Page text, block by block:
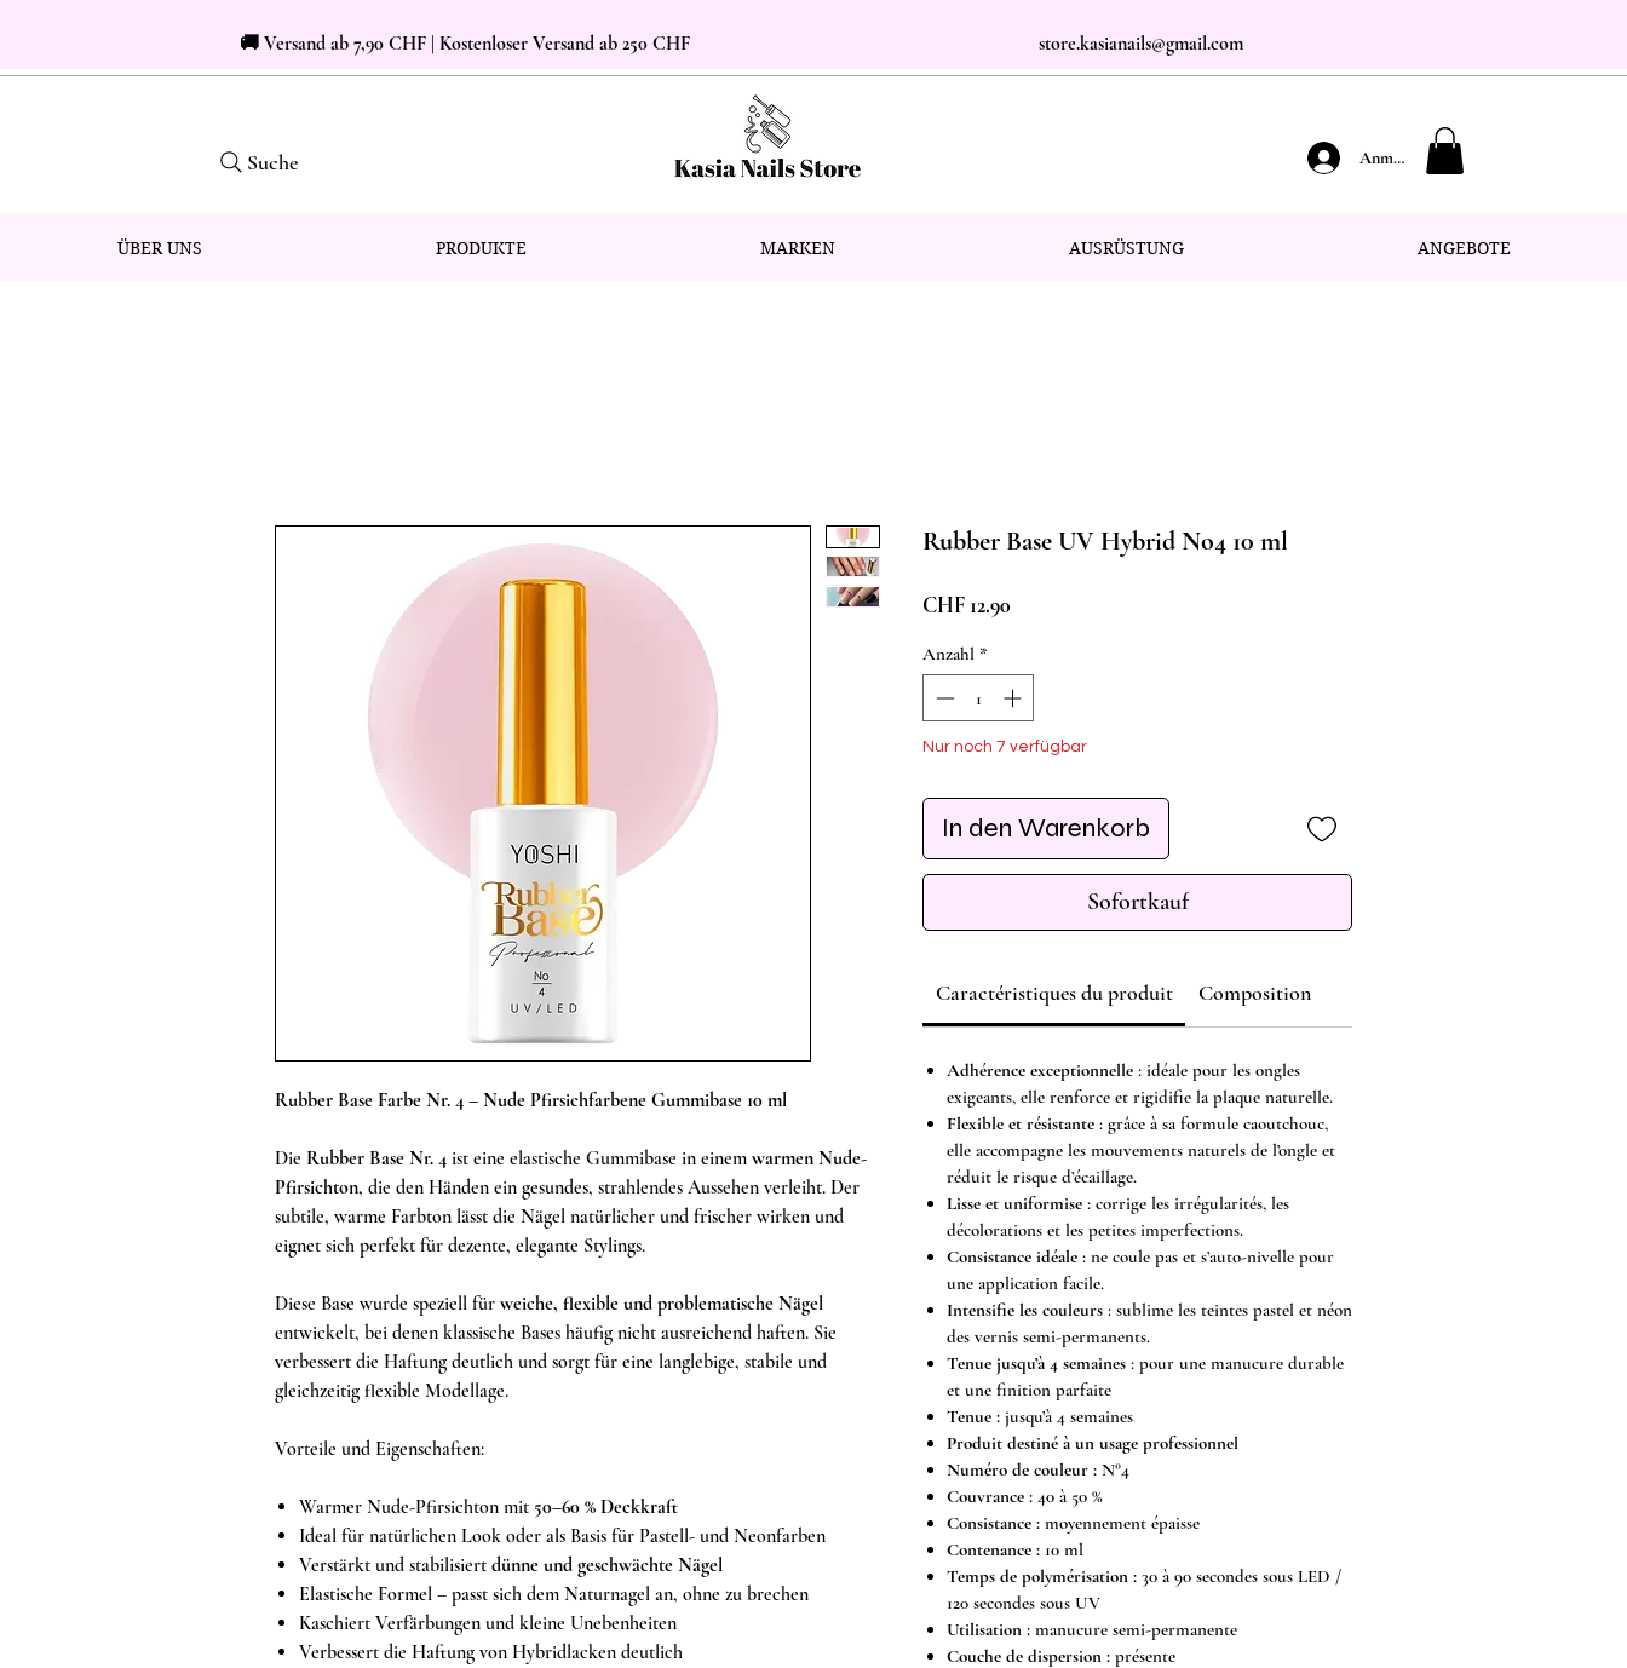
🚚 Versand ab 7,90 CHF | Kostenloser Versand ab 250 CHF store.kasianails@gmail.com
Suche Anmelden
ÜBER UNS PRODUKTE MARKEN AUSRÜSTUNG ANGEBOTE
Rubber Base Farbe Nr. 4 – Nude Pfirsichfarbene Gummibase 10 ml
Die Rubber Base Nr. 4 ist eine elastische Gummibase in einem warmen Nude-
Pfirsichton, die den Händen ein gesundes, strahlendes Aussehen verleiht. Der
subtile, warme Farbton lässt die Nägel natürlicher und frischer wirken und
eignet sich perfekt für dezente, elegante Stylings.
Diese Base wurde speziell für weiche, flexible und problematische Nägel
entwickelt, bei denen klassische Bases häufig nicht ausreichend haften. Sie
verbessert die Haftung deutlich und sorgt für eine langlebige, stabile und
gleichzeitig flexible Modellage.
Vorteile und Eigenschaften:
Warmer Nude-Pfirsichton mit 50–60 % Deckkraft
Ideal für natürlichen Look oder als Basis für Pastell- und Neonfarben
Verstärkt und stabilisiert dünne und geschwächte Nägel
Elastische Formel – passt sich dem Naturnagel an, ohne zu brechen
Kaschiert Verfärbungen und kleine Unebenheiten
Verbessert die Haftung von Hybridlacken deutlich
Rubber Base UV Hybrid No4 10 ml
CHF 12.90
Anzahl *
Nur noch 7 verfügbar
In den Warenkorb
Sofortkauf
Caractéristiques du produit Composition
Adhérence exceptionnelle : idéale pour les ongles
exigeants, elle renforce et rigidifie la plaque naturelle.
Flexible et résistante : grâce à sa formule caoutchouc,
elle accompagne les mouvements naturels de l’ongle et
réduit le risque d’écaillage.
Lisse et uniformise : corrige les irrégularités, les
décolorations et les petites imperfections.
Consistance idéale : ne coule pas et s’auto-nivelle pour
une application facile.
Intensifie les couleurs : sublime les teintes pastel et néon
des vernis semi-permanents.
Tenue jusqu’à 4 semaines : pour une manucure durable
et une finition parfaite
Tenue : jusqu’à 4 semaines
Produit destiné à un usage professionnel
Numéro de couleur : N°4
Couvrance : 40 à 50 %
Consistance : moyennement épaisse
Contenance : 10 ml
Temps de polymérisation : 30 à 90 secondes sous LED /
120 secondes sous UV
Utilisation : manucure semi-permanente
Couche de dispersion : présente